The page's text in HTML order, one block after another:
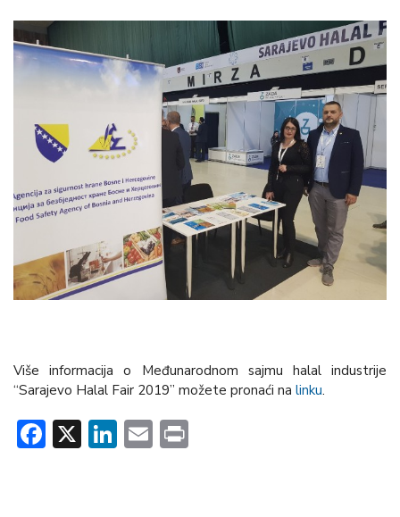
Više informacija o Međunarodnom sajmu halal industrije
“Sarajevo Halal Fair 2019” možete pronaći na linku.
Facebook
X LinkedIn
Email